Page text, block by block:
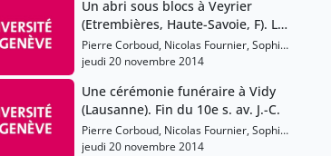
Un abri sous blocs à Veyrier
(Etrembières, Haute-Savoie, F). Les
chasseurs du Magdalénien, vers
13'000 av. J.-C.
Pierre Corboud, Nicolas Fournier, Sophie
Gardaz
jeudi 20 novembre 2014
Une cérémonie funéraire à Vidy
(Lausanne). Fin du 10e s. av. J.-C.
Pierre Corboud, Nicolas Fournier, Sophie
Gardaz
jeudi 20 novembre 2014